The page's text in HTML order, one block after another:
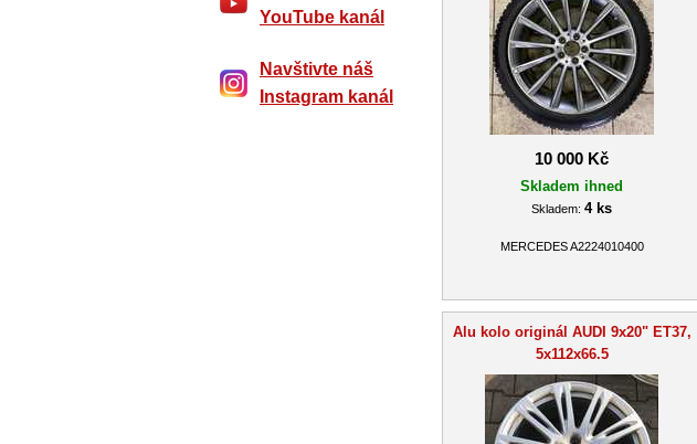
YouTube kanál
Navštivte náš
Instagram kanál
10 000 Kč
Skladem ihned
Skladem: 4 ks
MERCEDES A2224010400
Alu kolo originál AUDI 9x20" ET37,
5x112x66.5